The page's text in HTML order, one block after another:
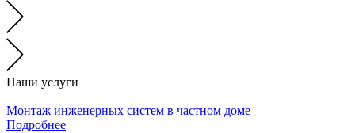
Наши услуги
Монтаж инженерных систем в частном доме
Подробнее